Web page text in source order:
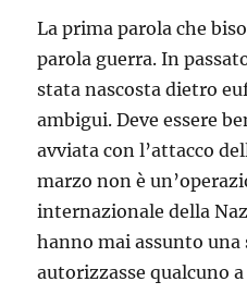
La prima parola che
parola guerra. In
stata nascosta dietro
ambigui. Deve essere
avviata con l’attacco
marzo non è
internazionale della
hanno mai assunto una
autorizzasse qualcuno